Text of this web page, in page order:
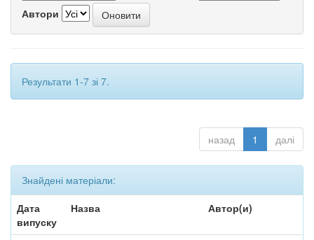
Автори
Результати 1-7 зі 7.
назад 1 далі
Знайдені матеріали:
Дата
випуску
Назва Автор(и)